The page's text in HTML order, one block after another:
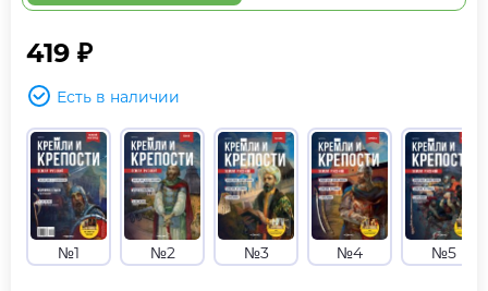
419 ₽
Есть в наличии
№1 №2 №3 №4 №5